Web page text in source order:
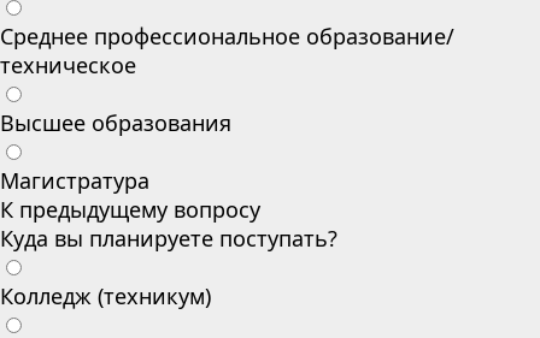
Среднее профессиональное образование/
техническое
Высшее образования
Магистратура
К предыдущему вопросу
Куда вы планируете поступать?
Колледж (техникум)